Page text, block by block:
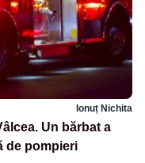
Ionuț Nichita
Un bărbat a
de pompieri